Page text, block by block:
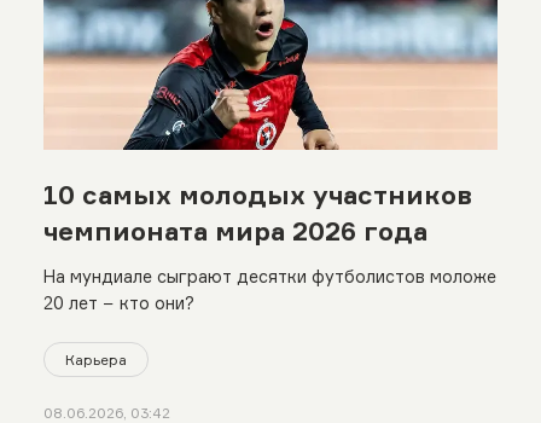
10 самых молодых участников
чемпионата мира 2026 года
На мундиале сыграют десятки футболистов моложе
20 лет − кто они?
Карьера
08.06.2026, 03:42